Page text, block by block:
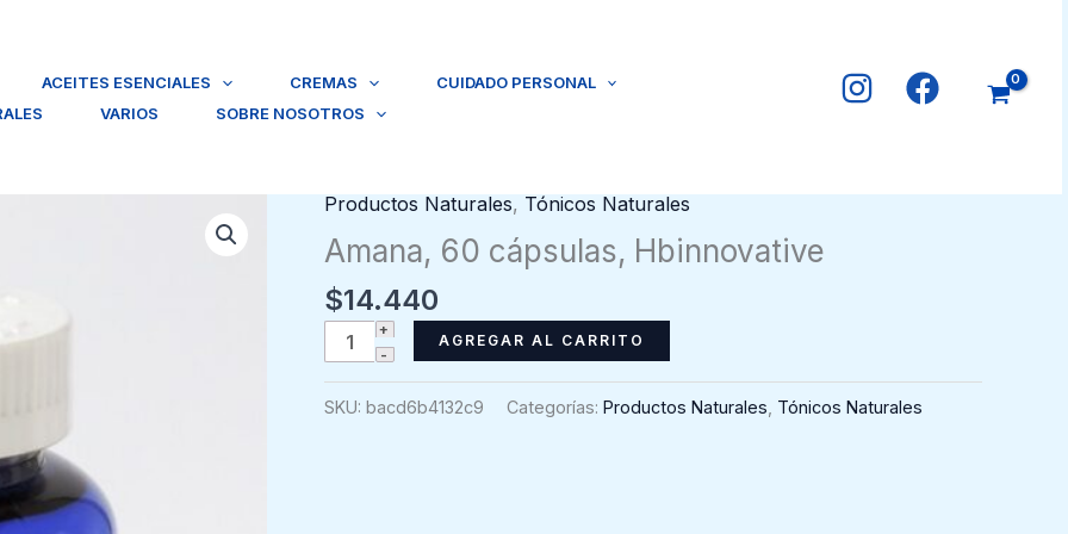
ACEITES ESENCIALES CREMAS
CUIDADO PERSONAL
VARIOS SOBRE NOSOTROS
Productos Naturales, Tónicos Naturales
Amana, 60 cápsulas, Hbinnovative
$14.440
Amana,
60
cápsulas,
AGREGAR AL CARRITO
SKU: bacd6b4132c9 Categorías: Productos Naturales Tónicos Naturales